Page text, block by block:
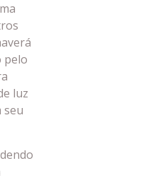
pelo
luz
seu